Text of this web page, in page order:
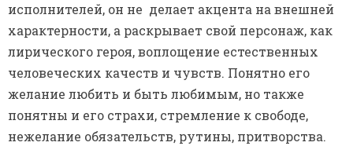
исполнителей, он не делает акцента на внешней
характерности, а раскрывает свой персонаж, как
лирического героя, воплощение естественных
человеческих качеств и чувств. Понятно его
желание любить и быть любимым, но также
понятны и его страхи, стремление к свободе,
нежелание обязательств, рутины, притворства.